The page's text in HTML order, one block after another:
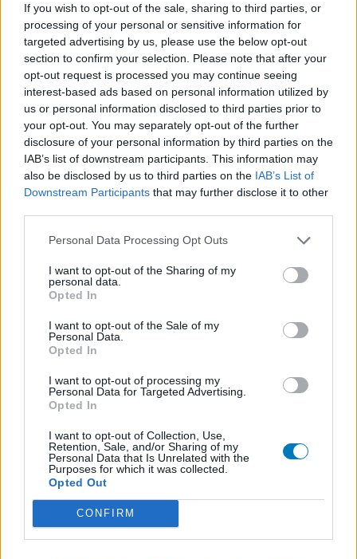
If you wish to opt-out of the sale, sharing to third parties, or
processing of your personal or sensitive information for
targeted advertising by us, please use the below opt-out
section to confirm your selection. Please note that after your
opt-out request is processed you may continue seeing
interest-based ads based on personal information utilized by
us or personal information disclosed to third parties prior to
your opt-out. You may separately opt-out of the further
disclosure of your personal information by third parties on the
IAB’s list of downstream participants. This information may
also be disclosed by us to third parties on the IAB’s List of
Downstream Participants that may further disclose it to other
Personal Data Processing Opt Outs
I want to opt-out of the Sharing of my
personal data.
Opted In
I want to opt-out of the Sale of my
Personal Data.
Opted In
I want to opt-out of processing my
Personal Data for Targeted Advertising.
Opted In
I want to opt-out of Collection, Use,
Retention, Sale, and/or Sharing of my
Personal Data that Is Unrelated with the
Purposes for which it was collected.
Opted Out
CONFIRM
Antibiotiques - tetracyclines
Laroxyl (239)
Dépression - antidépresseurs TCA
Risperdal (230)
Psychose / schizophrénie - antipsychotique
Les évaluations de cette page sont écrites par les utilisateurs
eux-mêmes ; ces avis sont d’abord lus, et éventuellement
adaptés afin de répondre à nos standards en ce qui concerne
des connaissances médicales. De cette façon, les évaluations
aux utilisateurs et pas celle du propriétaire de ce site web.
N’oubliez-pas que les expériences peuvent varier selon les
contact avec votre médecin ou votre pharmacien.